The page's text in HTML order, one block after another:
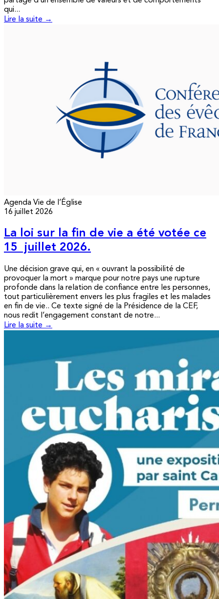
qui...
Lire la suite →
Agenda Vie de l’Église
16 juillet 2026
La loi sur la fin de vie a été votée ce
15 juillet 2026.
Une décision grave qui, en « ouvrant la possibilité de
provoquer la mort » marque pour notre pays une rupture
profonde dans la relation de confiance entre les personnes,
tout particulièrement envers les plus fragiles et les malades
en fin de vie.. Ce texte signé de la Présidence de la CEF,
nous redit l’engagement constant de notre...
Lire la suite →